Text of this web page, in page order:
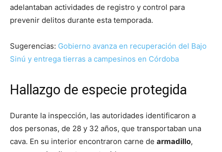
adelantaban actividades de registro y control para
prevenir delitos durante esta temporada.
Sugerencias: Gobierno avanza en recuperación del Bajo
Sinú y entrega tierras a campesinos en Córdoba
Hallazgo de especie protegida
Durante la inspección, las autoridades identificaron a
dos personas, de 28 y 32 años, que transportaban una
cava. En su interior encontraron carne de armadillo,